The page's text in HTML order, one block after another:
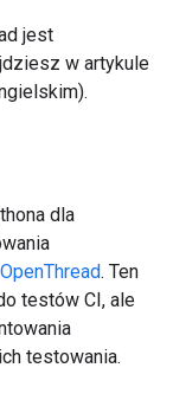
jest
w artykule
dla
. Ten
testów CI, ale
testowania.